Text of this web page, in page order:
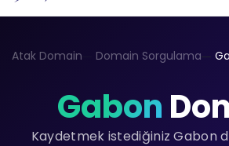
Atak Domain Domain Sorgulama
Gabon
Kaydetmek istediğiniz Gabon